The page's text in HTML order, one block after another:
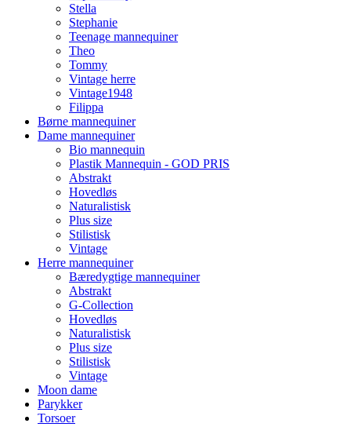
Stella
Stephanie
Teenage mannequiner
Theo
Tommy
Vintage herre
Vintage1948
Filippa
Børne mannequiner
Dame mannequiner
Bio mannequin
Plastik Mannequin - GOD PRIS
Abstrakt
Hovedløs
Naturalistisk
Plus size
Stilistisk
Vintage
Herre mannequiner
Bæredygtige mannequiner
Abstrakt
G-Collection
Hovedløs
Naturalistisk
Plus size
Stilistisk
Vintage
Moon dame
Parykker
Torsoer